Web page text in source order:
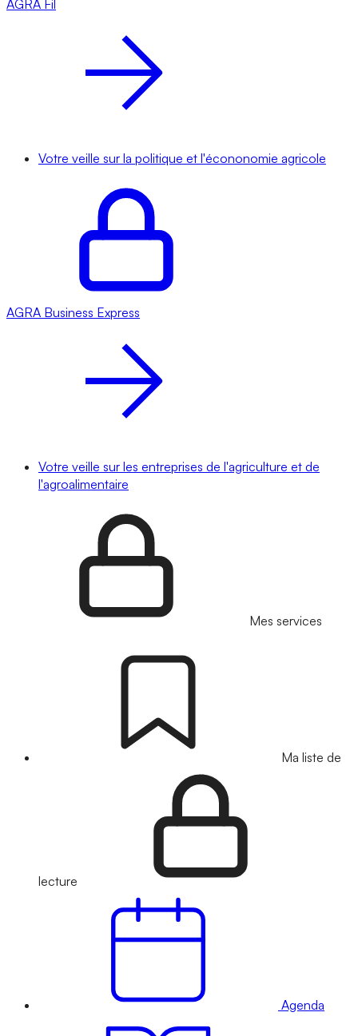
AGRA Fil
Votre veille sur la politique et l'écononomie agricole
AGRA Business Express
Votre veille sur les entreprises de l'agriculture et de
l'agroalimentaire
Mes services
Ma liste de
lecture
Agenda